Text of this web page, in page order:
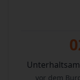
vor dem